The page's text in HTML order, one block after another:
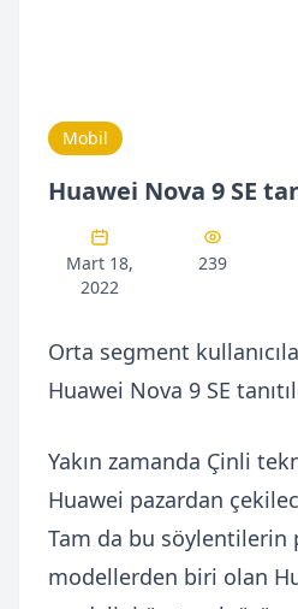
Mobil
Huawei Nova 9 SE
Mart 18,
2022
239
Orta segment
Huawei Nova 9 SE
Yakın zamanda Çinli
Huawei pazardan
Tam da bu söylentilerin
modellerden biri olan